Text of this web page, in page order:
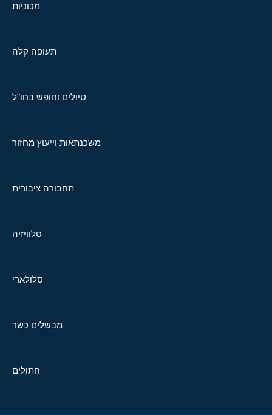
מכוניות
תעופה קלה
טיולים וחופש בחו"ל
משכנתאות וייעוץ מחזור
תחבורה ציבורית
טלוויזיה
סלולארי
מבשלים כשר
חתולים